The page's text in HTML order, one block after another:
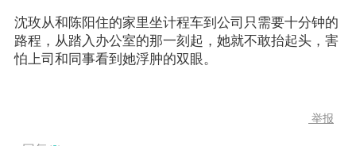
沈玫从和陈阳住的家里坐计程车到公司只需要十分钟的
路程，从踏入办公室的那一刻起，她就不敢抬起头，害
怕上司和同事看到她浮肿的双眼。
举报